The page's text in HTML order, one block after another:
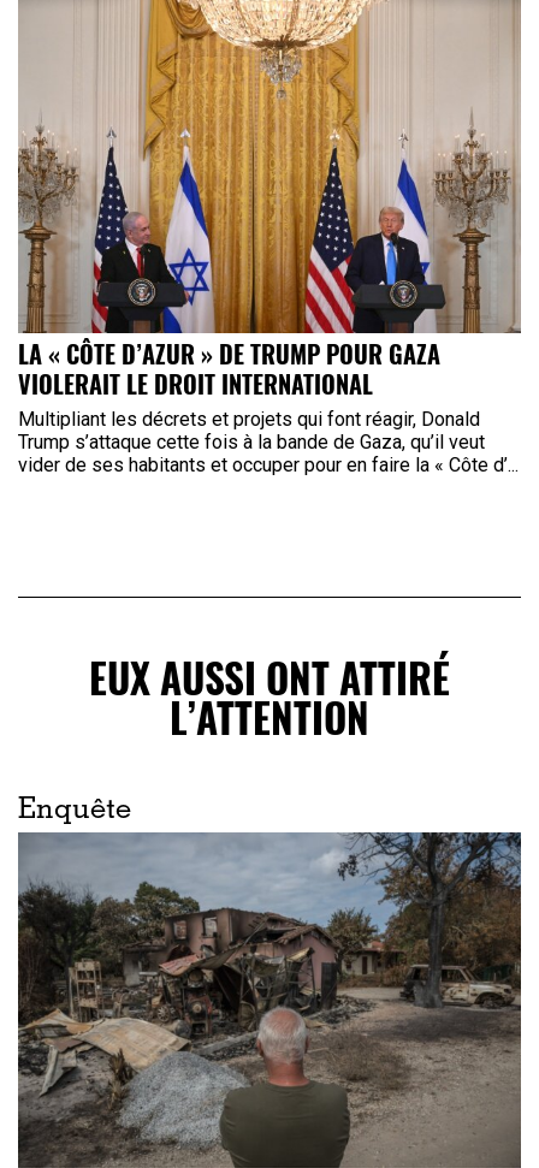
LA « CÔTE D’AZUR » DE TRUMP POUR GAZA
VIOLERAIT LE DROIT INTERNATIONAL
Multipliant les décrets et projets qui font réagir, Donald
Trump s’attaque cette fois à la bande de Gaza, qu’il veut
vider de ses habitants et occuper pour en faire la « Côte d’...
EUX AUSSI ONT ATTIRÉ
L’ATTENTION
Enquête